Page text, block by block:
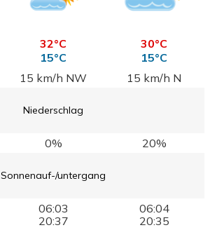
32°C
15°C
30°C
15°C
15 km/h NW 15 km/h N
Niederschlag
0% 20%
Sonnenauf-/untergang
06:03
20:37
06:04
20:35